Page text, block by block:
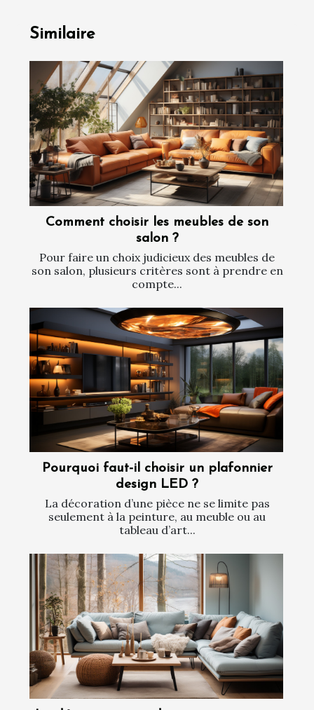
Similaire
Comment choisir les meubles de son
salon ?
Pour faire un choix judicieux des meubles de
son salon, plusieurs critères sont à prendre en
compte...
Pourquoi faut-il choisir un plafonnier
design LED ?
La décoration d’une pièce ne se limite pas
seulement à la peinture, au meuble ou au
tableau d’art...